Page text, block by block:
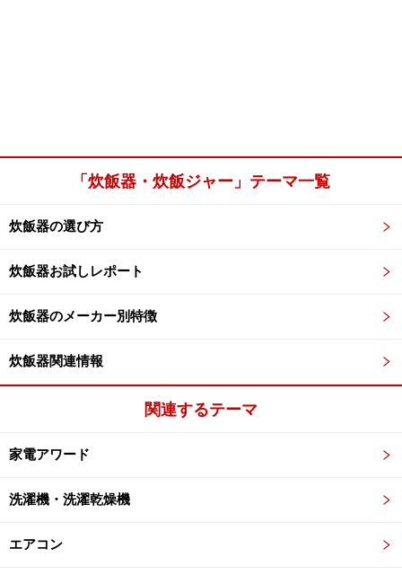
「炊飯器・炊飯ジャー」テーマ一覧
炊飯器の選び方
炊飯器お試しレポート
炊飯器のメーカー別特徴
炊飯器関連情報
関連するテーマ
家電アワード
洗濯機・洗濯乾燥機
エアコン